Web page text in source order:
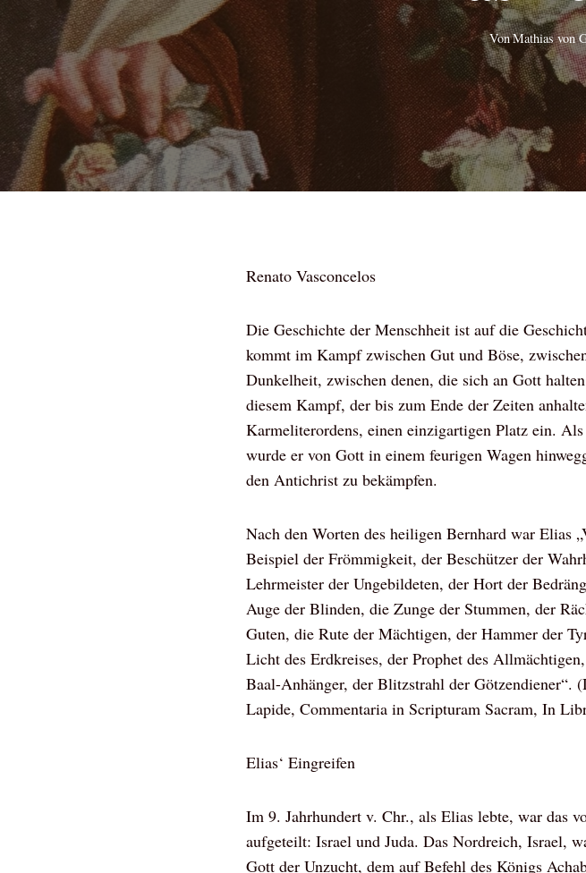
VonMathias von
Renato Vasconcelos
Die Geschichte der Menschheit ist auf die
kommt im Kampf zwischen Gut und Böse,
Dunkelheit, zwischen denen, die sich an Gott
diesem Kampf, der bis zum Ende der Zeiten
Karmeliterordens, einen einzigartigen Platz ein.
wurde er von Gott in einem feurigen Wagen
den Antichrist zu bekämpfen.
Nach den Worten des heiligen Bernhard war Elias
Beispiel der Frömmigkeit, der Beschützer der
Lehrmeister der Ungebildeten, der Hort der
Auge der Blinden, die Zunge der Stummen, der
Guten, die Rute der Mächtigen, der Hammer der
Licht des Erdkreises, der Prophet des
Baal-Anhänger, der Blitzstrahl der
Lapide, Commentaria in Scripturam Sacram, In
Elias‘ Eingreifen
Im 9. Jahrhundert v. Chr., als Elias lebte, war das
aufgeteilt: Israel und Juda. Das Nordreich, Israel,
Gott der Unzucht, dem auf Befehl des Königs